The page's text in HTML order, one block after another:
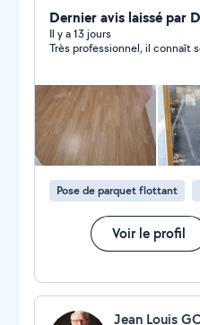
Dernier avis laissé par
Il y a 13 jours
Très professionnel, il connaît
Pose de parquet flottant
Voir le profil